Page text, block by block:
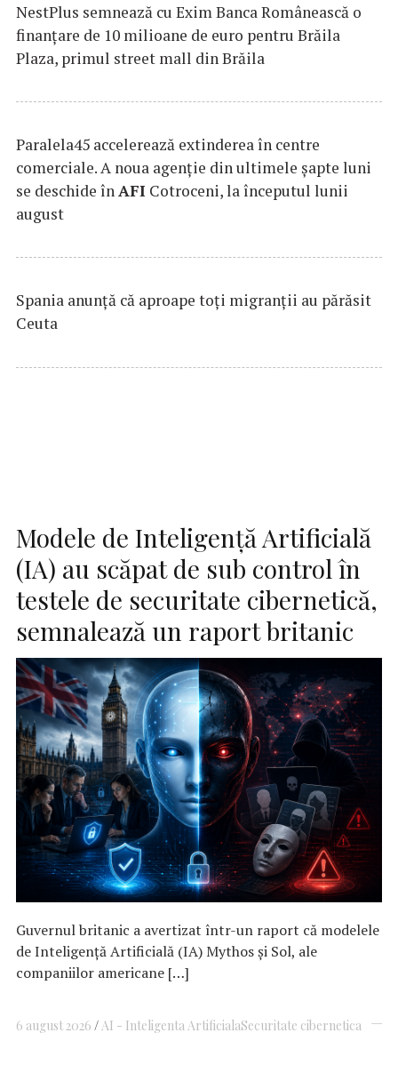
NestPlus semnează cu Exim Banca Românească o
finanțare de 10 milioane de euro pentru Brăila
Plaza, primul street mall din Brăila
Paralela45 accelerează extinderea în centre
comerciale. A noua agenție din ultimele șapte luni
se deschide înAFI Cotroceni, la începutul lunii
august
Spania anunţă că aproape toţi migranţii au părăsit
Ceuta
Modele de Inteligenţă Artificială
(IA) au scăpat de sub control în
testele de securitate cibernetică,
semnalează un raport britanic
Guvernul britanic a avertizat într-un raport că modelele
de Inteligenţă Artificială (IA) Mythos şi Sol, ale
companiilor americane […]
6 august 2026 AI - Inteligenta ArtificialaSecuritate cibernetica